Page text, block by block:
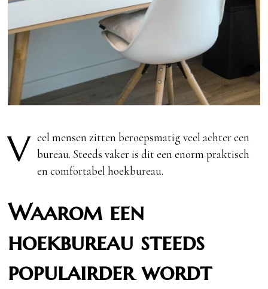
V eel mensen zitten beroepsmatig veel achter een
bureau. Steeds vaker is dit een enorm praktisch
en comfortabel hoekbureau.
Waarom een
hoekbureau steeds
populairder wordt